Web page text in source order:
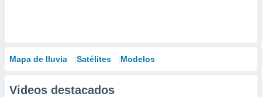
Mapa de lluvia Satélites Modelos
Videos destacados